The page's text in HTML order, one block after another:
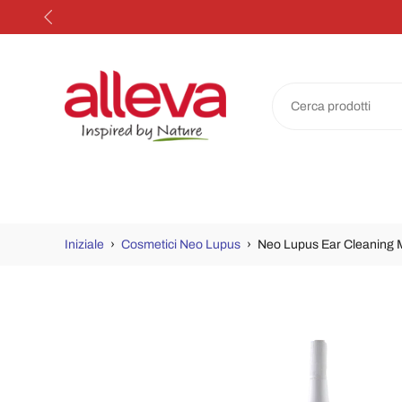
Salta
Iniziale › Cosmetici Neo Lupus › Neo Lupus Ear Cleaning